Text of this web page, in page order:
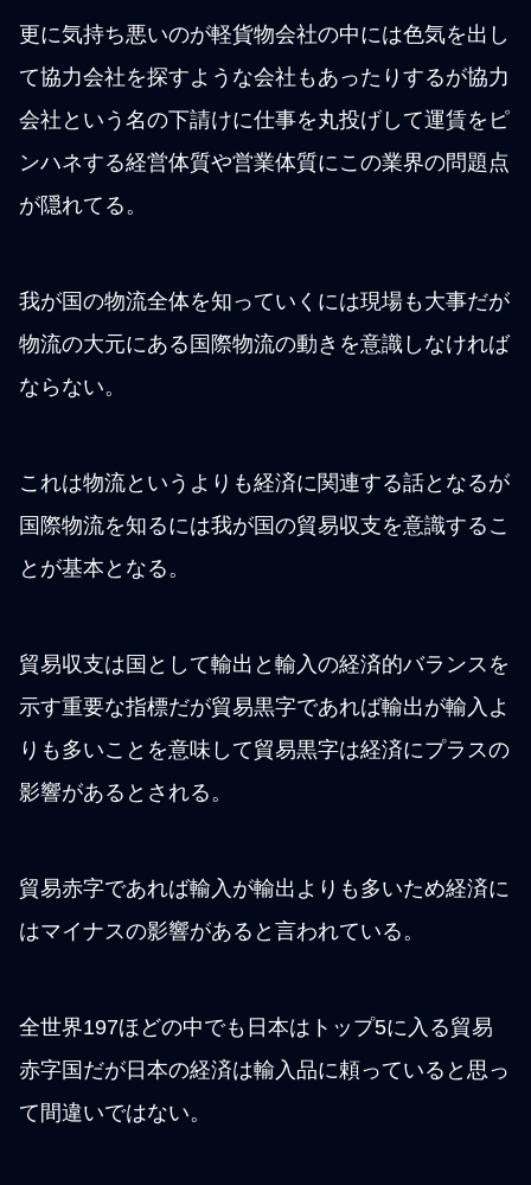
更に気持ち悪いのが軽貨物会社の中には色気を出し
て協力会社を探すような会社もあったりするが協力
会社という名の下請けに仕事を丸投げして運賃をピ
ンハネする経営体質や営業体質にこの業界の問題点
が隠れてる。
我が国の物流全体を知っていくには現場も大事だが
物流の大元にある国際物流の動きを意識しなければ
ならない。
これは物流というよりも経済に関連する話となるが
国際物流を知るには我が国の貿易収支を意識するこ
とが基本となる。
貿易収支は国として輸出と輸入の経済的バランスを
示す重要な指標だが貿易黒字であれば輸出が輸入よ
りも多いことを意味して貿易黒字は経済にプラスの
影響があるとされる。
貿易赤字であれば輸入が輸出よりも多いため経済に
はマイナスの影響があると言われている。
全世界197ほどの中でも日本はトップ5に入る貿易
赤字国だが日本の経済は輸入品に頼っていると思っ
て間違いではない。